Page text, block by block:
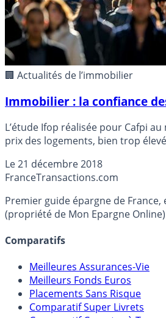
🏢 Actualités de l’immobilier
Immobilier : la confiance
L’étude Ifop réalisée pour Cafpi
prix des logements, bien trop
Le21 décembre 2018
FranceTransactions.com
Premier guide épargne de
(propriété de Mon Epargne
Comparatifs
Meilleures Assurances-Vie
Meilleurs Fonds Euros
Placements Sans Risque
Comparatif Super Livrets